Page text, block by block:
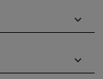
keyboard_arrow_down
keyboard_arrow_down